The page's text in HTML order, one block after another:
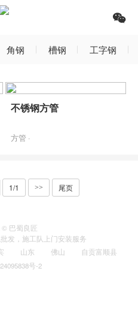
角钢 槽钢 工字钢
不锈钢方管
方管 ·
1/1 >> 尾页
© 巴蜀良匠
批发，施工队上门安装服务
山东 佛山
自贡富顺县
号-2